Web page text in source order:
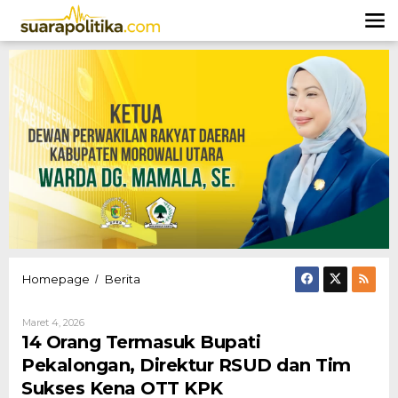
konten
Homepage / Berita
Pekalongan,
Direktur
RSUD
dan
Maret 4, 2026Oleh
Hendly
Mangkali
14 Orang Termasuk Bupati
Pekalongan, Direktur RSUD dan Tim
Sukses Kena OTT KPK